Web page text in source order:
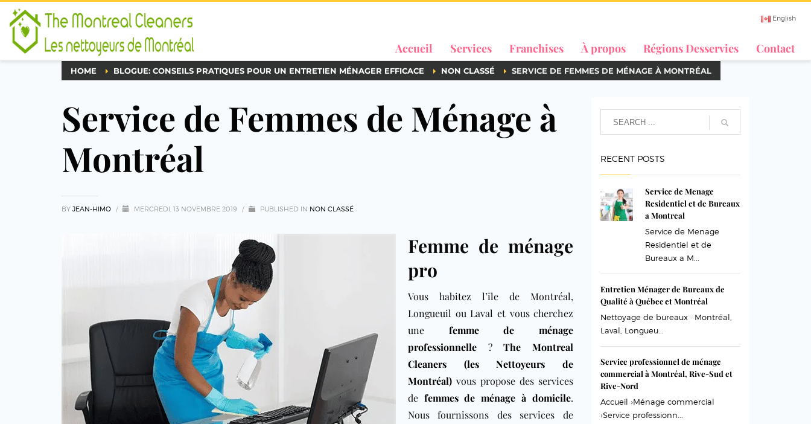
English
Accueil Services Franchises À propos Régions Desservies Contact
HOME BLOGUE: CONSEILS PRATIQUES POUR UN ENTRETIEN MÉNAGER EFFICACE NON CLASSÉ SERVICE DE FEMMES DE MÉNAGE À MONTRÉAL
Service de Femmes de Ménage à
Montréal
BY JEAN-HIMO / MERCREDI, 13 NOVEMBRE 2019 / PUBLISHED IN NON CLASSÉ
Femme de ménage
pro
Vous habitez l’île de Montréal,
Longueuil ou Laval et vous cherchez
une femme de ménage
professionnelle ? The Montreal
Cleaners (les Nettoyeurs de
Montréal) vous propose des services
de femmes de ménage à domicile.
Nous fournissons des services de
RECENT POSTS
Service de Menage
Residentiel et de Bureaux
a Montreal
Service de Menage
Residentiel et de
Bureaux a M...
Entretien Ménager de Bureaux de
Qualité à Québec et Montréal
Nettoyage de bureaux · Montréal,
Laval, Longueu...
Service professionnel de ménage
commercial à Montréal, Rive-Sud et
Rive-Nord
Accueil ›Ménage commercial
›Service professionn...